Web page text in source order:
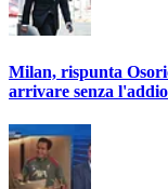
Milan, rispunta
arrivare senza